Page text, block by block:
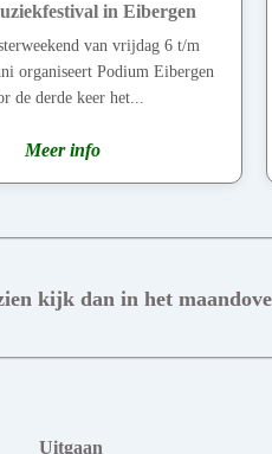
in Eibergen
van vrijdag 6 t/m
organiseert Podium Eibergen
de derde keer het...
Meer info
kijk dan in het
Uitgaan